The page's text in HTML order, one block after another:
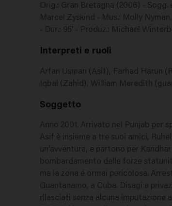
Orig.: Gran Bretagna (2006) -
Marcel Zyskind - Mus.: Molly
- Dur.: 95' - Produz.: Michael
Interpreti e ruoli
Arfan Usman (Asif), Farhad Harun
Iqbal (Zahid), William Meredith
Soggetto
Anno 2001. Arrivato nel Punjab per
Asif è insieme a tre suoi amici,
un'avventura, e partono per
bombardamento delle forze
ma la zona é ormai pericolosa.
Guantanamo, a Cuba. Disagi e
rilasciati senza alcuna imputazione